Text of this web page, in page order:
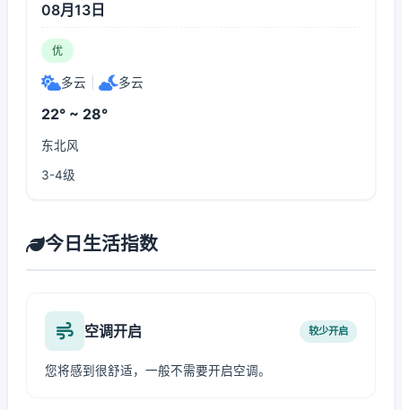
08月13日
优
多云 多云
22° ~ 28°
东北风
3-4级
今日生活指数
空调开启 较少开启
您将感到很舒适，一般不需要开启空调。